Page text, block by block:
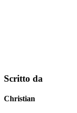
Scritto da
Christian